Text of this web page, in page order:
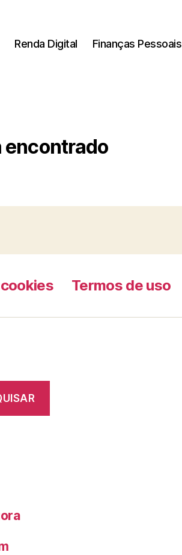
Renda Digital Finanças Pessoais
encontrado
Termos de uso